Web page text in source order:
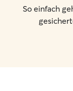
So einfach